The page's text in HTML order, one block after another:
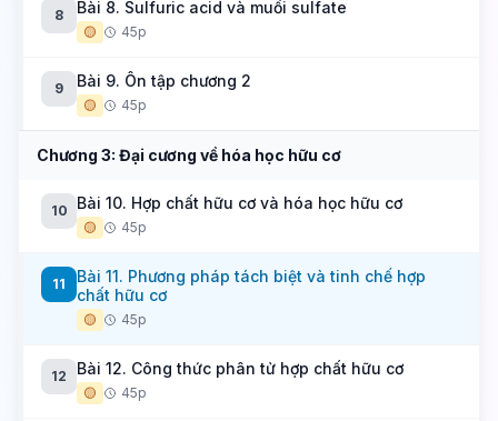
8 Bài 8. Sulfuric acid và muối sulfate
🟡 45p
9 Bài 9. Ôn tập chương 2
🟡 45p
Chương 3: Đại cương về hóa học hữu cơ
10 Bài 10. Hợp chất hữu cơ và hóa học hữu cơ
🟡 45p
11
Bài 11. Phương pháp tách biệt và tinh chế hợp
chất hữu cơ
🟡 45p
12 Bài 12. Công thức phân tử hợp chất hữu cơ
🟡 45p